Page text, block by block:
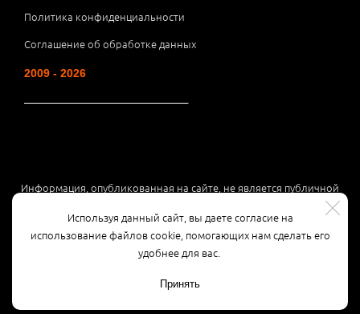
Используя данный сайт, вы даете согласие на
использование файлов cookie, помогающих нам сделать его
удобнее для вас.
Принять
Политика конфиденциальности
Соглашение об обработке данных
2009 - 2026
Информация, опубликованная на сайте, не является публичной
офертой или рекламой, а носит информационный характер и
может быть изменена по усмотрению компании.
Разработка сайта3K Digital Studio